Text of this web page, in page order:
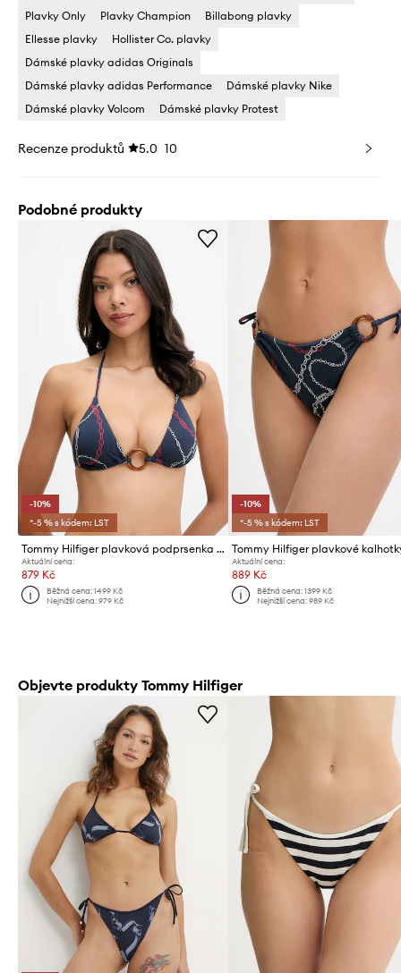
Plavky Only Plavky Champion
Billabong plavky
Ellesse plavky
Hollister Co. plavky
Dámské plavky adidas Originals
Dámské plavky adidas Performance
Dámské plavky Nike
Dámské plavky Volcom
Dámské plavky Protest
Recenze produktů 5.0 10
Podobné produkty
-10%
*-5 % s kódem: LST
Tommy Hilfiger plavková podprsenka dámská
Aktuální cena:
879 Kč
Běžná cena:1499 Kč
Nejnižší cena:979 Kč
-10%
*-5 % s kódem: LST
Aktuální cena:
889 Kč
Běžná cena: 1399 Kč
Nejnižší cena: 989 Kč
Objevte produkty Tommy Hilfiger